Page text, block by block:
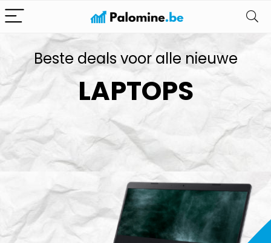
Beste deals voor alle nieuwe
LAPTOPS